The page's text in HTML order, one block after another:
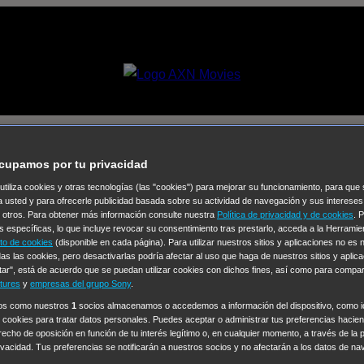
Selecciona un
Colección de Videos
Operación: Huracán House of Cards Despedida Salvaje
en familia Hudson & Rex
Lola High Country Los casos de Susan Ryeland:
Libre de Culpa Morbius NCIS: Nueva Orleans Pandora En
Chicago Fire Monarch Circuito cerrado Alert: Unidad de
por tu privacidad
cookies y otras tecnologías (las "cookies") para mejorar su funcionamiento, para que
usted y para ofrecerle publicidad basada sobre su actividad de navegación y sus
otros. Para obtener más información consulte nuestra Política de privacidad y de cookies .
específicas, lo que incluye revocar su consentimiento tras prestarlo, acceda a la
de cookies (disponible en cada página). Para utilizar nuestros sitios y aplicaciones no es
las cookies, pero desactivarlas podría afectar al uso que haga de nuestros sitios y
está de acuerdo que se puedan utilizar cookies con dichos fines, así como para
y empresas del grupo Sony.
como nuestros 1 socios almacenamos o accedemos a información del dispositivo, como
para tratar datos personales. Puedes aceptar o administrar tus preferencias
de oposición en función de tu interés legítimo o, en cualquier momento, a través de la
Tus preferencias se notificarán a nuestros socios y no afectarán a los datos de